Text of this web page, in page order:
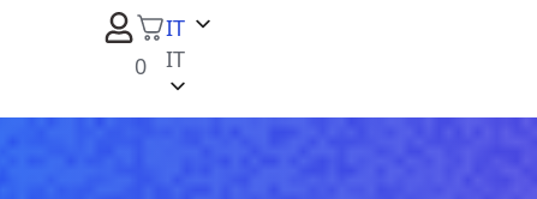
0
IT
IT